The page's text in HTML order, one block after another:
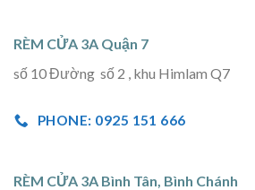
RÈM CỬA 3A Quận 7
số 10 Đường số 2 , khu Himlam Q7
PHONE: 0925 151 666
RÈM CỬA 3A Bình Tân, Bình Chánh